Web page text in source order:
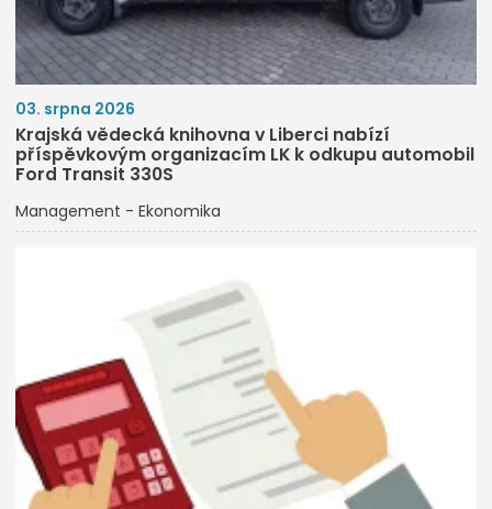
03. srpna 2026
Krajská vědecká knihovna v Liberci nabízí
příspěvkovým organizacím LK k odkupu automobil
Ford Transit 330S
Management - Ekonomika